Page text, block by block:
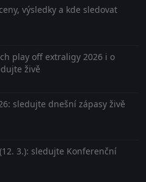
výsledky a kde sledovat
play off extraligy 2026 i o
živě
sledujte dnešní zápasy živě
3.): sledujte Konferenční